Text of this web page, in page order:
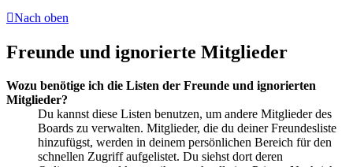
Nach oben
Freunde und ignorierte Mitglieder
Wozu benötige ich die Listen der Freunde und ignorierten
Mitglieder?
Du kannst diese Listen benutzen, um andere Mitglieder des
Boards zu verwalten. Mitglieder, die du deiner Freundesliste
hinzufügst, werden in deinem persönlichen Bereich für den
schnellen Zugriff aufgelistet. Du siehst dort deren